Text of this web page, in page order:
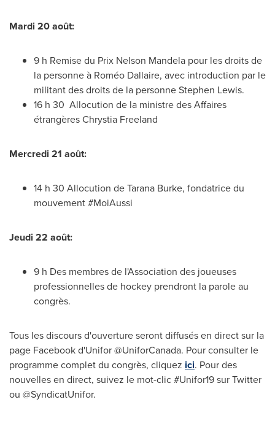
Mardi 20 août:
9 h Remise du Prix Nelson Mandela pour les droits de
la personne à Roméo Dallaire, avec introduction par le
militant des droits de la personneStephen Lewis.
16 h 30 Allocution de la ministre des Affaires
étrangèresChrystia Freeland
Mercredi 21 août:
14 h 30 Allocution deTarana Burke, fondatrice du
mouvement #MoiAussi
Jeudi 22 août:
9 h Des membres de l'Association des joueuses
professionnelles de hockey prendront la parole au
congrès.
Tous les discours d'ouverture seront diffusés en direct sur la
page Facebook d'Unifor @UniforCanada. Pour consulter le
programme complet du congrès, cliquez ici. Pour des
nouvelles en direct, suivez le mot-clic #Unifor19 sur Twitter
ou @SyndicatUnifor.